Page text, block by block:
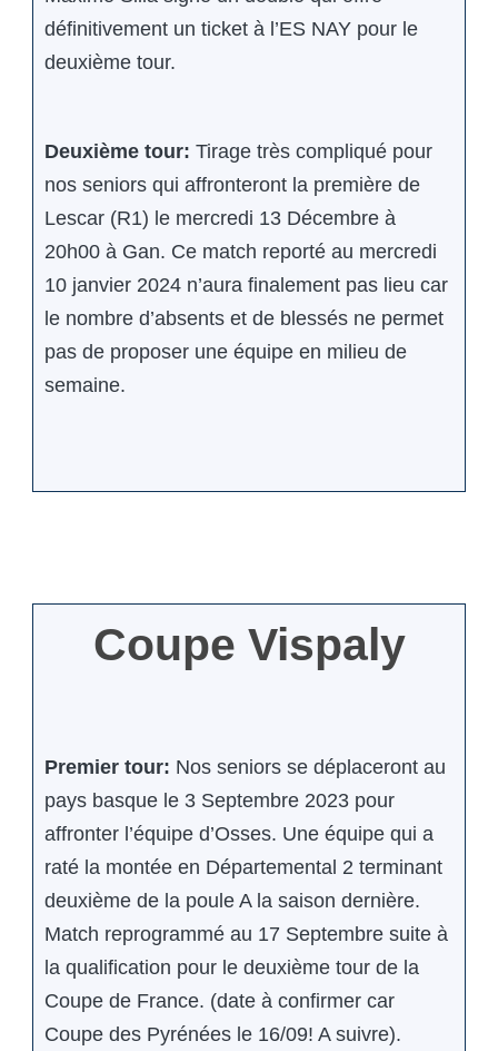
définitivement un ticket à l’ES NAY pour le
deuxième tour.
Deuxième tour: Tirage très compliqué pour
nos seniors qui affronteront la première de
Lescar (R1) le mercredi 13 Décembre à
20h00 à Gan. Ce match reporté au mercredi
10 janvier 2024 n’aura finalement pas lieu car
le nombre d’absents et de blessés ne permet
pas de proposer une équipe en milieu de
semaine.
Coupe Vispaly
Premier tour: Nos seniors se déplaceront au
pays basque le 3 Septembre 2023 pour
affronter l’équipe d’Osses. Une équipe qui a
raté la montée en Départemental 2 terminant
deuxième de la poule A la saison dernière.
Match reprogrammé au 17 Septembre suite à
la qualification pour le deuxième tour de la
Coupe de France. (date à confirmer car
Coupe des Pyrénées le 16/09! A suivre).